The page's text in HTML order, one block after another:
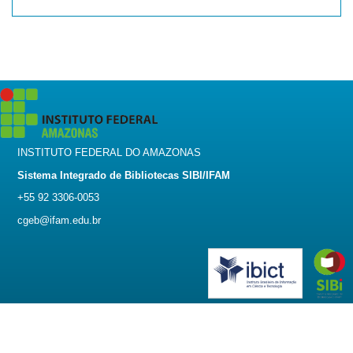
INSTITUTO FEDERAL DO AMAZONAS
Sistema Integrado de Bibliotecas SIBI/IFAM
+55 92 3306-0053
cgeb@ifam.edu.br